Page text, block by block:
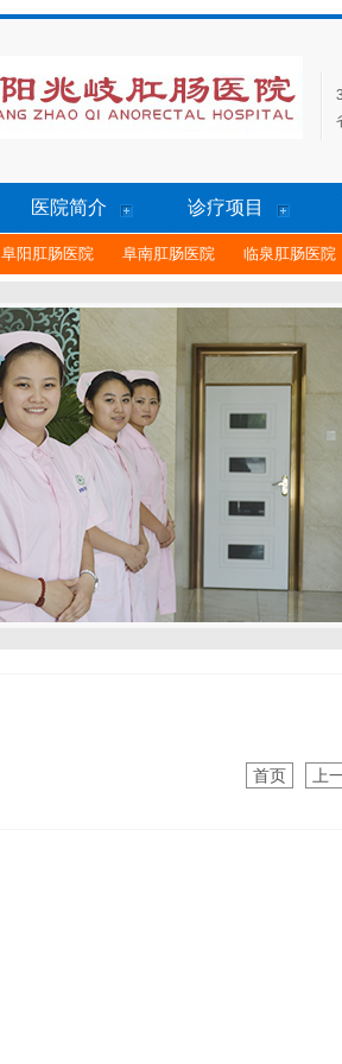
医院简介 诊疗项目
阜阳肛肠医院 阜南肛肠医院 临泉肛肠医院
首页 上